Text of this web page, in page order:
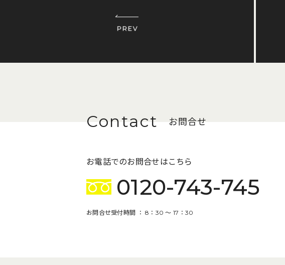
お問合せ
お電話でのお問合せはこちら
0120-743-745
お問合せ受付時間 ： 8：30 〜 17：30